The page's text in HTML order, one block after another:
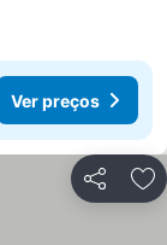
Ver preços
Partilhar